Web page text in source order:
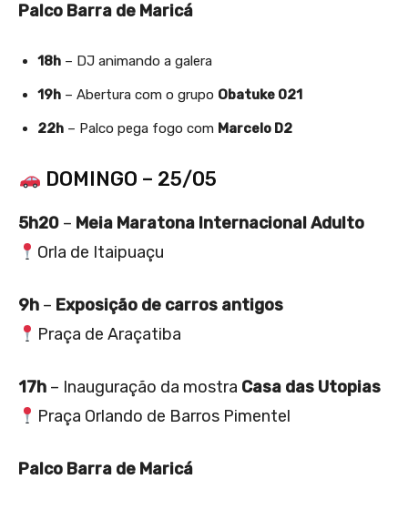
Palco Barra de Maricá
18h – DJ animando a galera
19h – Abertura com o grupo Obatuke 021
22h – Palco pega fogo com Marcelo D2
DOMINGO – 25/05
5h20 – Meia Maratona Internacional Adulto
Orla de Itaipuaçu
9h – Exposição de carros antigos
Praça de Araçatiba
17h – Inauguração da mostra Casa das Utopias
Praça Orlando de Barros Pimentel
Palco Barra de Maricá